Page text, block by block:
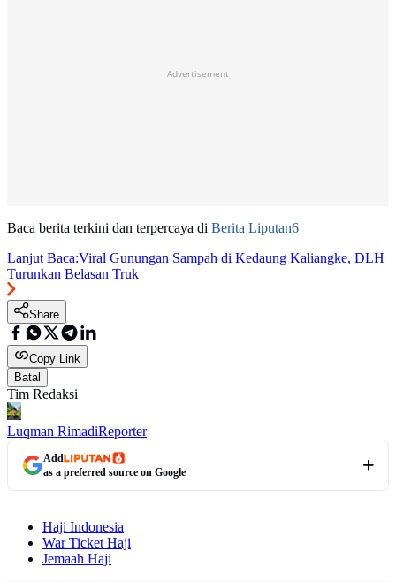
Advertisement
Baca berita terkini dan terpercaya di Berita Liputan6
Lanjut Baca:Viral Gunungan Sampah di Kedaung Kaliangke, DLH
Turunkan Belasan Truk
Share
Copy Link
Batal
Tim Redaksi
Luqman RimadiReporter
Add
as a preferred source on Google
Haji Indonesia
War Ticket Haji
Jemaah Haji